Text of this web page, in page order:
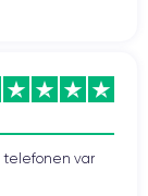
telefonen var